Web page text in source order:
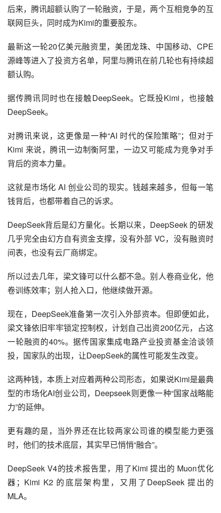
后来，腾讯超额认购了一轮融资，于是，两个互相竞争的互
联网巨头，同时成为Kimi的重要股东。
最新这一轮20亿美元融资里，美团龙珠、中国移动、CPE
源峰等进入了投资方名单，阿里与腾讯在前几轮也有持续超
额认购。
据传腾讯同时也在接触DeepSeek。它既投Kimi，也接触
DeepSeek。
对腾讯来说，这更像是一种“AI 时代的保险策略”；但对于
Kimi 来说，腾讯一边制衡阿里，一边又可能成为竞争对手
背后的资本力量。
这就是市场化 AI 创业公司的现实。钱越来越多，但每一笔
钱背后，也都带着自己的诉求。
DeepSeek背后是幻方量化。长期以来，DeepSeek 的研发
几乎完全由幻方自有资金支撑，没有外部 VC，没有融资时
间表，也没有云厂商绑定。
所以过去几年，梁文锋可以什么都不急。别人卷商业化，他
卷训练效率；别人抢入口，他继续做开源。
现在，DeepSeek准备第一次引入外部资本。但即便如此，
梁文锋依旧牢牢锁定控制权，计划自己出资200亿元，占这
一轮融资的40%。据传国家集成电路产业投资基金洽谈领
投，国家队的出现，让DeepSeek的属性可能发生改变。
这两种钱，本质上对应着两种公司形态，如果说Kimi是最典
型的市场化AI创业公司，Deepseek则更像一种“国家战略能
力”的延伸。
更有趣的是，当外界还在比较两家公司谁的模型能力更强
时，他们的技术底层，其实早已悄悄“融合”。
DeepSeek V4的技术报告里，用了Kimi 提出的 Muon优化
器；Kimi K2 的底层架构里，又用了DeepSeek 提出的
MLA。